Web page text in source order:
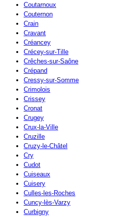
Coutarnoux
Couternon
Crain
Cravant
Créancey
Crécey-sur-Tille
Crêches-sur-Saône
Crépand
Cressy-sur-Somme
Crimolois
Crissey
Cronat
Crugey
Crux-la-Ville
Cruzille
Cruzy-le-Châtel
Cry
Cudot
Cuiseaux
Cuisery
Culles-les-Roches
Cuncy-lès-Varzy
Curbigny